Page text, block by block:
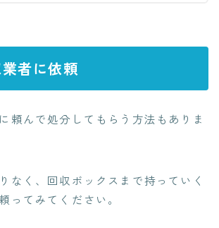
者に依頼
頼んで処分してもらう方法もありま
なく、回収ボックスまで持っていく
ってみてください。